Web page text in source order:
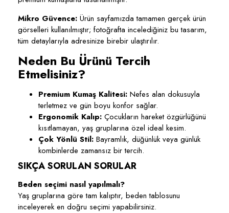
Mikro Güvence: Ürün sayfamızda tamamen gerçek ürün
görselleri kullanılmıştır; fotoğrafta incelediğiniz bu tasarım,
tüm detaylarıyla adresinize birebir ulaştırılır.
Neden Bu Ürünü Tercih
Etmelisiniz?
Premium Kumaş Kalitesi: Nefes alan dokusuyla
terletmez ve gün boyu konfor sağlar.
Ergonomik Kalıp: Çocukların hareket özgürlüğünü
kısıtlamayan, yaş gruplarına özel ideal kesim.
Çok Yönlü Stil: Bayramlık, düğünlük veya günlük
kombinlerde zamansız bir tercih.
SIKÇA SORULAN SORULAR
Beden seçimi nasıl yapılmalı?
Yaş gruplarına göre tam kalıptır, beden tablosunu
inceleyerek en doğru seçimi yapabilirsiniz.